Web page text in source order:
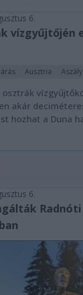
6.
vízgyűjtőjén
Ausztria Aszály
osztrák
akár
hozhat a Duna
6.